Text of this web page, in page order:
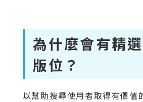
為什麼會有精
版位？
以幫助搜尋使用者取得有價值